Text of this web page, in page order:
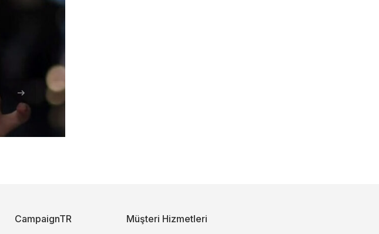
CampaignTR Müşteri Hizmetleri